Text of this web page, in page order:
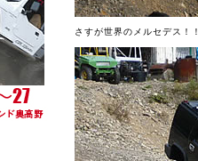
さすが世界のメルセデス！！